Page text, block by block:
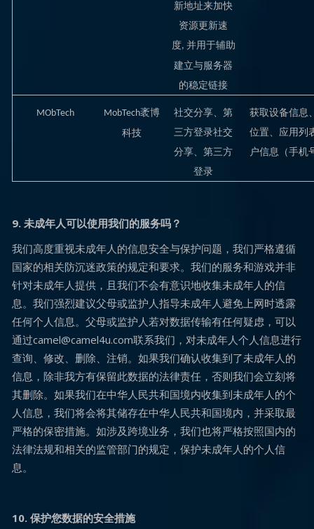
新地址来加快
资源更新速
度, 并用于辅助
建立与服务器
的稳定链接
MObTech MobTech袤博
科技
社交分享、第
三方登录社交
分享、第三方
登录
获取设备信息
位置、应用列
户信息（手机
9. 未成年人可以使用我们的服务吗？
我们高度重视未成年人的信息安全与保护问题，我们严格遵循
国家的相关防沉迷政策的规定和要求。我们的服务和游戏并非
针对未成年人提供，且我们不会有意识地收集未成年人的信
息。我们强烈建议父母或监护人指导未成年人避免上网时透露
任何个人信息。父母或监护人若对数据传输有任何疑虑，可以
通过camel@camel4u.com联系我们，对未成年人个人信息进行
查询、修改、删除、注销。如果我们确认收集到了未成年人的
信息，除非我方有保留此数据的法律责任，否则我们会立刻将
其删除。如果我们在中华人民共和国境内收集到未成年人的个
人信息，我们将会将其储存在中华人民共和国境内，并采取最
严格的保密措施。如涉及跨境业务，我们也将严格按照国内的
法律法规和相关的监管部门的规定，保护未成年人的个人信
息。
10. 保护您数据的安全措施